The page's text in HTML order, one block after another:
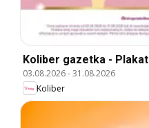
Koliber gazetka - Plakat
03.08.2026-31.08.2026
Koliber